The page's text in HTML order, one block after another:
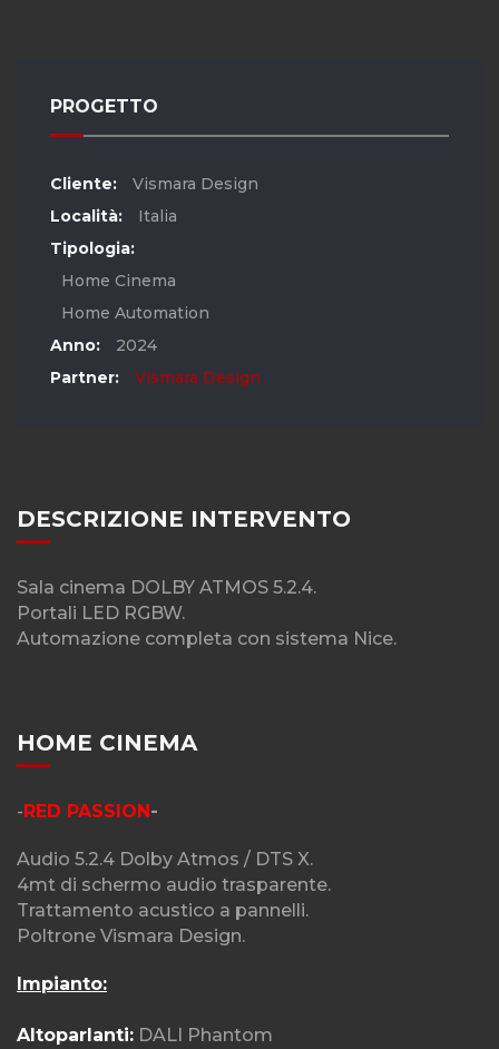
PROGETTO
Cliente:
Vismara Design
Località:
Italia
Tipologia:
Home Cinema
Home Automation
Anno:
2024
Partner:
Vismara Design
DESCRIZIONE INTERVENTO
Sala cinema DOLBY ATMOS 5.2.4.
Portali LED RGBW.
Automazione completa con sistema Nice.
HOME CINEMA
-RED PASSION-
Audio 5.2.4 Dolby Atmos / DTS X.
4mt di schermo audio trasparente.
Trattamento acustico a pannelli.
Poltrone Vismara Design.
Impianto:
Altoparlanti: DALI Phantom